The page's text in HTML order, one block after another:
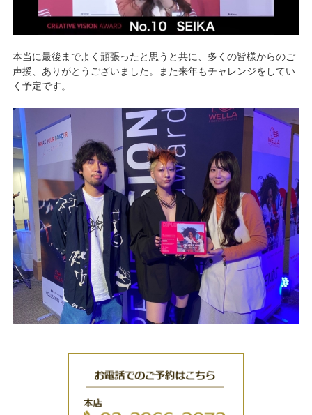
本当に最後までよく頑張ったと思うと共に、多くの皆様からのご
声援、ありがとうございました。また来年もチャレンジをしてい
く予定です。